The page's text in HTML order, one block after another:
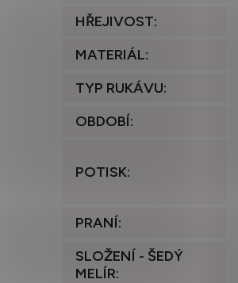
HŘEJIVOST:
MATERIÁL:
TYP RUKÁVU:
OBDOBÍ:
POTISK:
PRANÍ:
SLOŽENÍ - ŠEDÝ
MELÍR: